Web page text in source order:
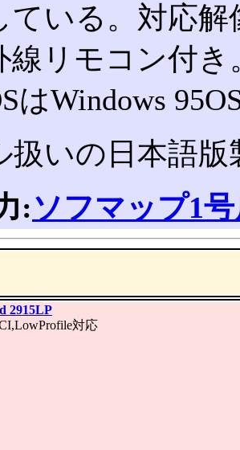
ている。対応
線リモコン付き
Windows
いの日本語版
:ソフマップ1
2915LP
対応